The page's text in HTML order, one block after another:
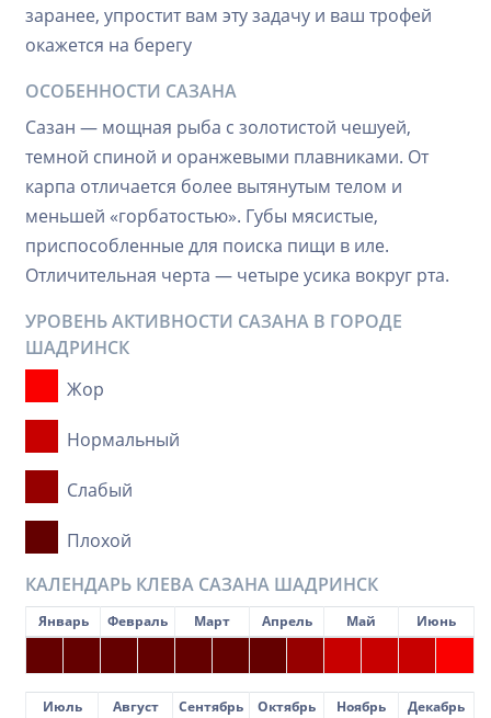
заранее, упростит вам эту задачу и ваш трофей
окажется на берегу
ОСОБЕННОСТИ САЗАНА
Сазан — мощная рыба с золотистой чешуей,
темной спиной и оранжевыми плавниками. От
карпа отличается более вытянутым телом и
меньшей «горбатостью». Губы мясистые,
приспособленные для поиска пищи в иле.
Отличительная черта — четыре усика вокруг рта.
УРОВЕНЬ АКТИВНОСТИ САЗАНА В ГОРОДЕ
ШАДРИНСК
Жор
Нормальный
Слабый
Плохой
КАЛЕНДАРЬ КЛЕВА САЗАНА ШАДРИНСК
Январь Февраль Март Апрель Май Июнь
Июль Август Сентябрь Октябрь Ноябрь Декабрь